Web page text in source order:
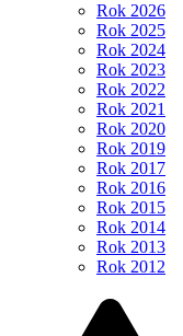
Rok 2026
Rok 2025
Rok 2024
Rok 2023
Rok 2022
Rok 2021
Rok 2020
Rok 2019
Rok 2017
Rok 2016
Rok 2015
Rok 2014
Rok 2013
Rok 2012